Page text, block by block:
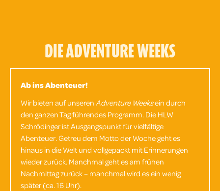
DIE ADVENTURE WEEKS
Ab ins Abenteuer!
Wir bieten auf unserenAdventure Weeksein durch
den ganzen Tag führendes Programm. DieHLW
Schrödingerist Ausgangspunkt für vielfältige
Abenteuer. Getreu dem Motto der Woche geht es
hinaus in die Welt und vollgepackt mit Erinnerungen
wieder zurück. Manchmal geht es am frühen
Nachmittag zurück – manchmal wird es ein wenig
später (ca. 16 Uhr).